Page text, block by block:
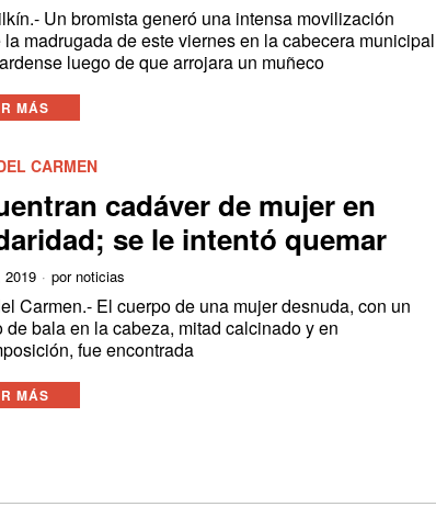
Un bromista generó una intensa movilización
la madrugada de este viernes en la cabecera municipal
luego de que arrojara un muñeco
MÁS
CARMEN
cadáver de mujer en
se le intentó quemar
2019 por noticias
Carmen.- El cuerpo de una mujer desnuda, con un
de bala en la cabeza, mitad calcinado y en
fue encontrada
MÁS